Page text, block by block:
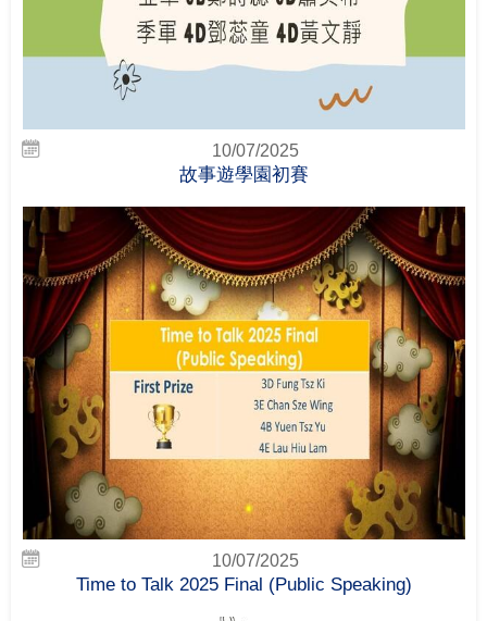
10/07/2025
故事遊學園初賽
10/07/2025
Time to Talk 2025 Final (Public Speaking)